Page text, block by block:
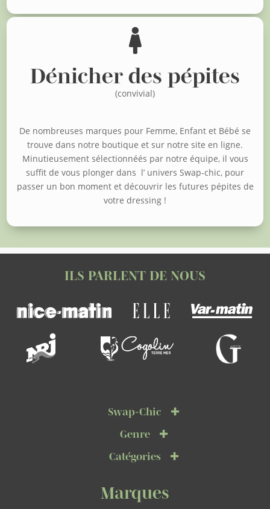

Dénicher des pépites
(convivial)
De nombreuses marques pour Femme, Enfant et Bébé se
trouve dans notre boutique et sur notre site en ligne.
Minutieusement sélectionnéés par notre équipe, il vous
suffit de vous plonger dans l’ univers Swap-chic, pour
passer un bon moment et découvrir les futures pépites de
votre dressing !
ILS PARLENT DE NOUS
Swap-Chic
Genre
Catégories
Marques